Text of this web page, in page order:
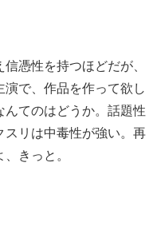
憑性を持つほどだが、
で、作品を作って欲し
てのはどうか。話題性
スリは中毒性が強い。再
きっと。